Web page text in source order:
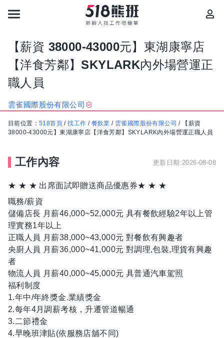
【薪資 38000-43000元】東湖康寧店
【洋食芳鄰】SKYLARK內外場營運正
職人員
雲雀國際股份有限公司
目前位置： 518首頁 /找工作 / 餐飲業 / 雲雀國際股份有限公司 /
【薪資
38000-43000元】東湖康寧店【洋食芳鄰】SKYLARK內外場營運正職人員
工作內容 更新日期:2026-08-08
★ ★ ★ 出席面試即贈送商品優惠券★ ★ ★
職務/薪資
儲備店長 月薪46,000~52,000元 具有餐飲經驗2年以上管
理實務1年以上
正職人員 月薪38,000~43,000元 對餐飲有興趣者
央廚人員 月薪36,000~41,000元 對調理,包裝,理貨有興趣
者
物流人員 月薪40,000~45,000元 具普通汽車駕照
福利制度
1.年中/年終獎金.業績獎金
2.每年4月調薪考核，升遷管道暢通
3.二節禮金
4.早晚班津貼(依服務店舖不同)